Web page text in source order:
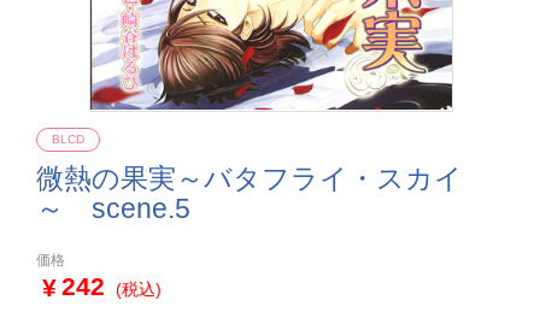
微熱の果実～バタフライ・スカイ
～ scene.5
BLCD
価格
242 (税込)